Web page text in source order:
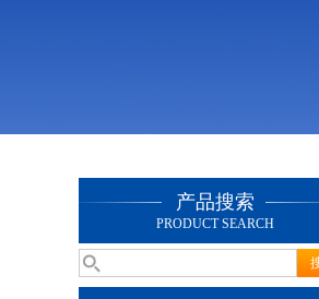
产品搜索
PRODUCT SEARCH